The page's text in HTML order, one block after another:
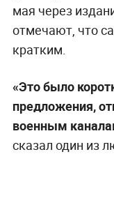
мая через
отмечают, что
кратким.
«Это было
предложения,
военным
сказал один из